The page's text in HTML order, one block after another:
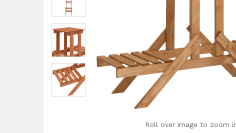
Roll over image to zoom